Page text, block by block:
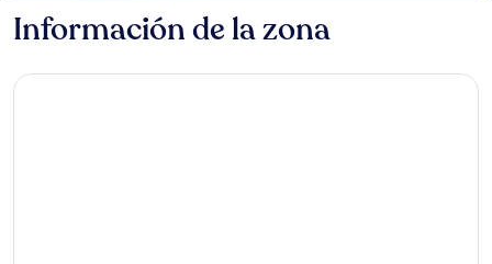
Información de la zona